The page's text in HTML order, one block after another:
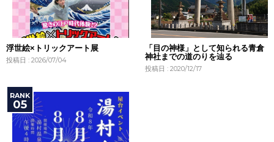
浮世絵×トリックアート展
投稿日 : 2026/07/04
「目の神様」として知られる青倉
神社までの道のりを辿る
投稿日 : 2020/12/17